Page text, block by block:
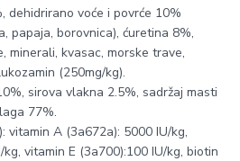
dehidrirano voće i povrće 10%
papaja, borovnica), ćuretina 8%,
minerali, kvasac, morske trave,
(250mg/kg).
sirova vlakna 2.5%, sadržaj masti
77%.
vitamin A (3a672a): 5000 IU/kg,
vitamin E (3a700):100 IU/kg, biotin